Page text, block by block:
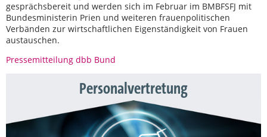
gesprächsbereit und werden sich im Februar im BMBFSFJ mit
Bundesministerin Prien und weiteren frauenpolitischen
Verbänden zur wirtschaftlichen Eigenständigkeit von Frauen
austauschen.
Pressemitteilung dbb Bund
Personalvertretung